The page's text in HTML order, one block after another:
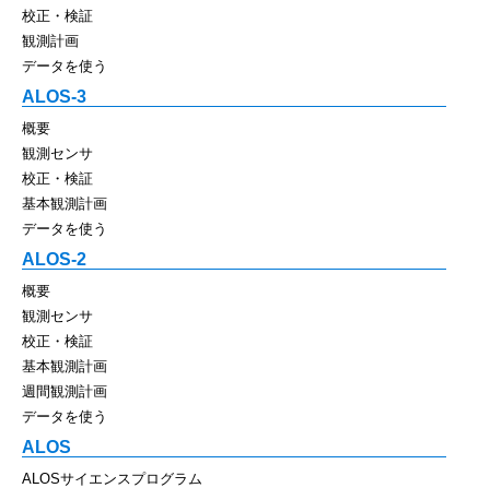
校正・検証
観測計画
データを使う
ALOS-3
概要
観測センサ
校正・検証
基本観測計画
データを使う
ALOS-2
概要
観測センサ
校正・検証
基本観測計画
週間観測計画
データを使う
ALOS
ALOSサイエンスプログラム